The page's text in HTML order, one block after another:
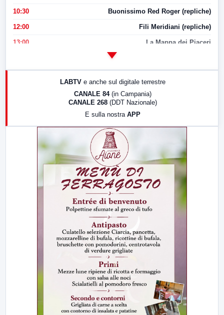
10:30 Buonissimo Red Roger (repliche)
12:00 Fili Meridiani (repliche)
13:00 La Mappa dei Piaceri
LABTV e anche sul digitale terrestre
CANALE 84 (in Campania)
CANALE 268 (DDT Nazionale)
E sulla nostra APP